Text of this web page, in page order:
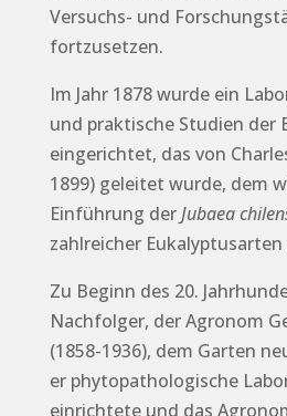
Versuchs- und
fortzusetzen.
Im Jahr 1878 wurde ein
und praktische Studien der
eingerichtet, das von
1899) geleitet wurde, dem
Einführung derJubaea
zahlreicher
Zu Beginn des 20.
Nachfolger, der Agronom
(1858-1936), dem Garten
er phytopathologische
einrichtete und das